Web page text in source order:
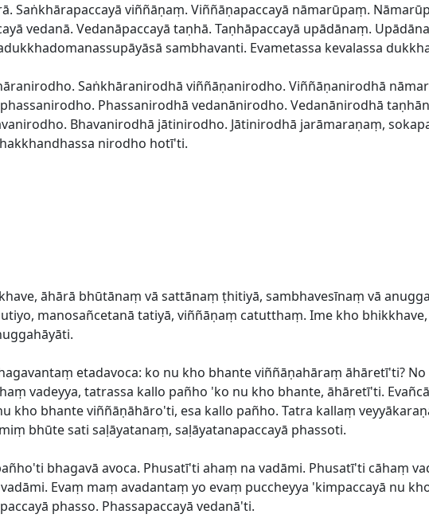
Saṅkhārapaccayā viññāṇaṃ. Viññāṇapaccayā nāmarūpaṃ.
vedanā. Vedanāpaccayā taṇhā. Taṇhāpaccayā upādānaṃ.
sambhavanti. Evametassa kevalassa
Saṅkhāranirodhā viññāṇanirodho. Viññāṇanirodhā
Phassanirodhā vedanānirodho. Vedanānirodhā
Bhavanirodhā jātinirodho. Jātinirodhā jarāmaraṇaṃ,
nirodho hotī'ti.
āhārā bhūtānaṃ vā sattānaṃ ṭhitiyā, sambhavesīnaṃ vā
manosañcetanā tatiyā, viññāṇaṃ catutthaṃ. Ime kho
etadavoca: ko nu kho bhante viññāṇahāraṃ āhāretī'ti?
vadeyya, tatrassa kallo pañho 'ko nu kho bhante, āhāretī'ti.
kho bhante viññāṇāhāro'ti, esa kallo pañho. Tatra kallaṃ
bhūte sati saḷāyatanaṃ, saḷāyatanapaccayā phassoti.
bhagavā avoca. Phusatī'ti ahaṃ na vadāmi. Phusatī'ti cāhaṃ
Evaṃ maṃ avadantaṃ yo evaṃ puccheyya 'kimpaccayā nu
phasso. Phassapaccayā vedanā'ti.